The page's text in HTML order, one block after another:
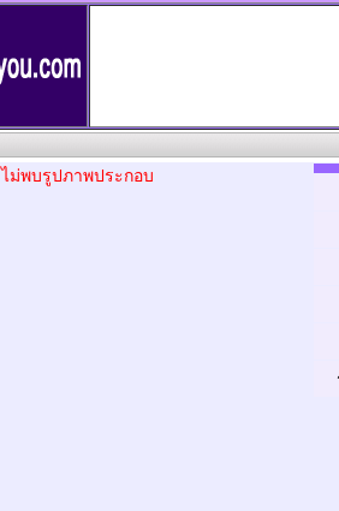
ไม่พบรูปภาพประกอบ